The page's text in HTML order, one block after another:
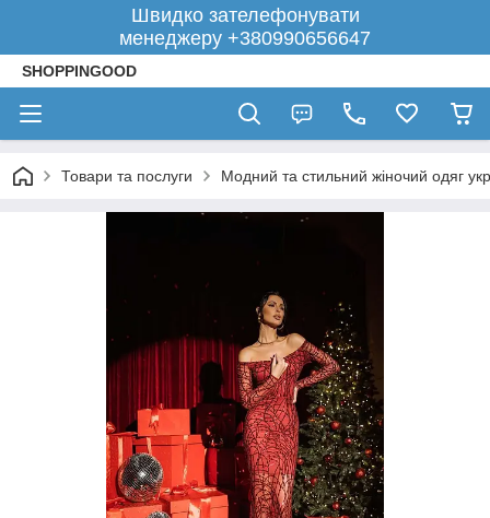
Швидко зателефонувати
менеджеру +380990656647
SHOPPINGOOD
Товари та послуги Модний та стильний жіночий одяг